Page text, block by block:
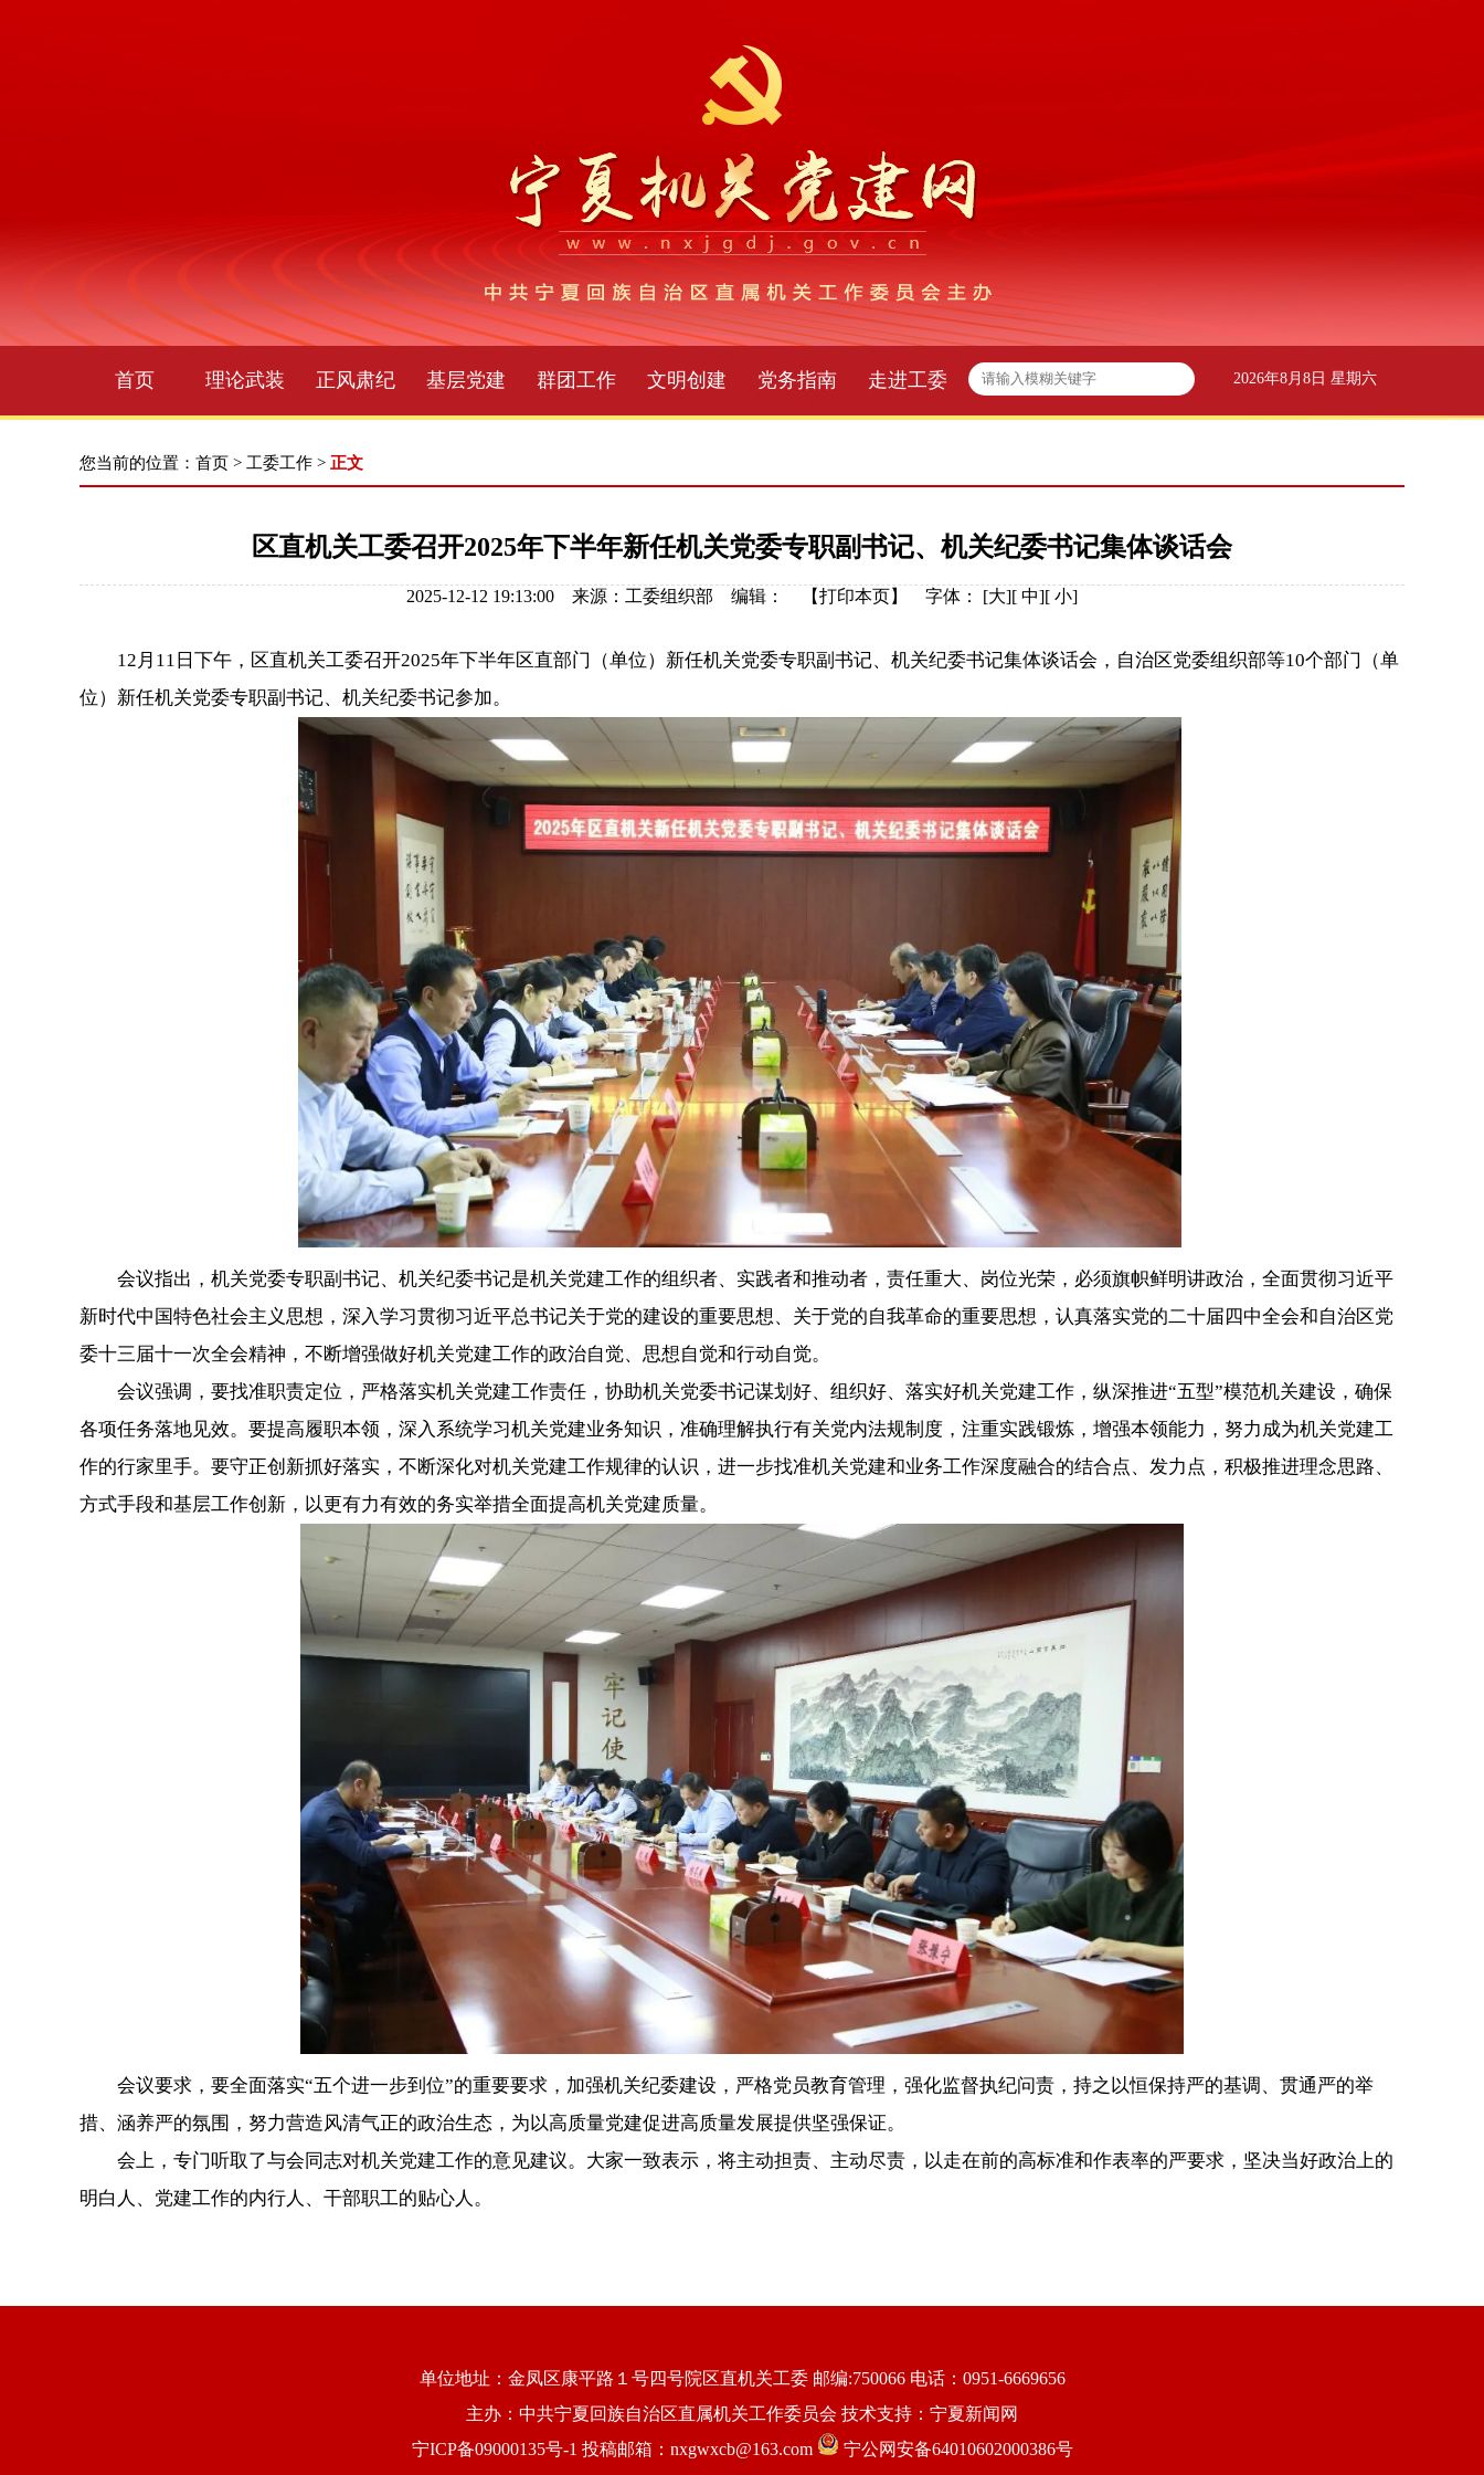
首页 理论武装 正风肃纪 基层党建 群团工作 文明创建 党务指南 走进工委 2026年8月8日 星期六
您当前的位置： 首页 > 工委工作 > 正文
区直机关工委召开2025年下半年新任机关党委专职副书记、机关纪委书记集体谈话会
2025-12-12 19:13:00 来源：工委组织部 编辑： 【打印本页】 字体： [大][ 中][ 小]
12月11日下午，区直机关工委召开2025年下半年区直部门（单位）新任机关党委专职副书记、机关纪委书记集体谈话会，自治区党委组织部等10个部门（单
位）新任机关党委专职副书记、机关纪委书记参加。
会议指出，机关党委专职副书记、机关纪委书记是机关党建工作的组织者、实践者和推动者，责任重大、岗位光荣，必须旗帜鲜明讲政治，全面贯彻习近平
新时代中国特色社会主义思想，深入学习贯彻习近平总书记关于党的建设的重要思想、关于党的自我革命的重要思想，认真落实党的二十届四中全会和自治区党
委十三届十一次全会精神，不断增强做好机关党建工作的政治自觉、思想自觉和行动自觉。
会议强调，要找准职责定位，严格落实机关党建工作责任，协助机关党委书记谋划好、组织好、落实好机关党建工作，纵深推进“五型”模范机关建设，确保
各项任务落地见效。要提高履职本领，深入系统学习机关党建业务知识，准确理解执行有关党内法规制度，注重实践锻炼，增强本领能力，努力成为机关党建工
作的行家里手。要守正创新抓好落实，不断深化对机关党建工作规律的认识，进一步找准机关党建和业务工作深度融合的结合点、发力点，积极推进理念思路、
方式手段和基层工作创新，以更有力有效的务实举措全面提高机关党建质量。
会议要求，要全面落实“五个进一步到位”的重要要求，加强机关纪委建设，严格党员教育管理，强化监督执纪问责，持之以恒保持严的基调、贯通严的举
措、涵养严的氛围，努力营造风清气正的政治生态，为以高质量党建促进高质量发展提供坚强保证。
会上，专门听取了与会同志对机关党建工作的意见建议。大家一致表示，将主动担责、主动尽责，以走在前的高标准和作表率的严要求，坚决当好政治上的
明白人、党建工作的内行人、干部职工的贴心人。
单位地址：金凤区康平路１号四号院区直机关工委 邮编:750066 电话：0951-6669656
主办：中共宁夏回族自治区直属机关工作委员会 技术支持：宁夏新闻网
宁ICP备09000135号-1 投稿邮箱：nxgwxcb@163.com 宁公网安备64010602000386号